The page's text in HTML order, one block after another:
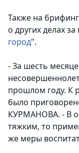
Также на
о других делах
город".
- За шесть
прошлом году. К
было
КУРМАНОВА. - В
тяжким, то
же меры